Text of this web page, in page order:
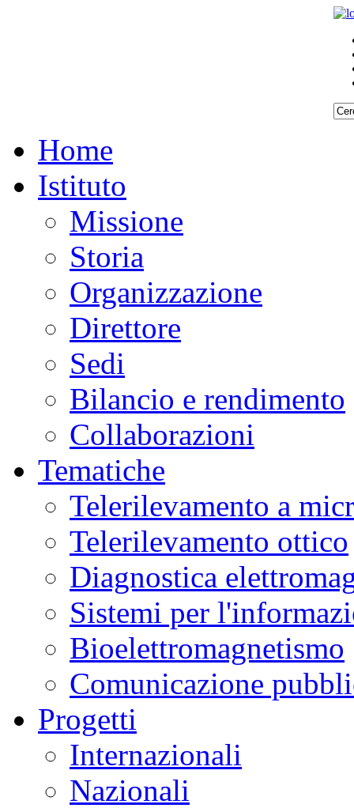
Home
Istituto
Missione
Storia
Organizzazione
Direttore
Sedi
Bilancio e rendimento
Collaborazioni
Tematiche
Telerilevamento a
Telerilevamento ottico
Diagnostica
Sistemi per
Bioelettromagnetismo
Comunicazione
Progetti
Internazionali
Nazionali